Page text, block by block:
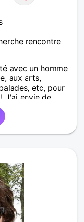
rencontre
avec un homme
aux arts,
etc, pour
J'ai envie de
les partager